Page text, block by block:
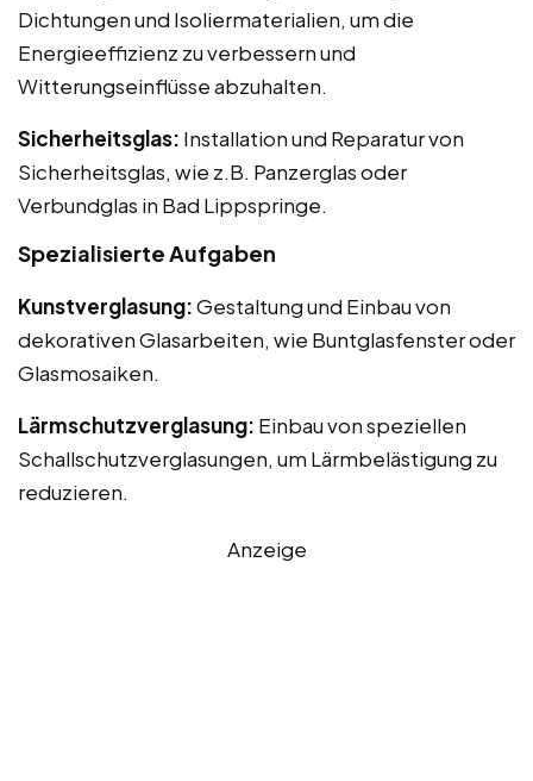
Dichtungen und Isoliermaterialien, um die
Energieeffizienz zu verbessern und
Witterungseinflüsse abzuhalten.
Sicherheitsglas: Installation und Reparatur von
Sicherheitsglas, wie z.B. Panzerglas oder
Verbundglas in Bad Lippspringe.
Spezialisierte Aufgaben
Kunstverglasung:Gestaltung und Einbau von
dekorativen Glasarbeiten, wie Buntglasfenster oder
Glasmosaiken.
Lärmschutzverglasung: Einbau von speziellen
Schallschutzverglasungen, um Lärmbelästigung zu
reduzieren.
Anzeige